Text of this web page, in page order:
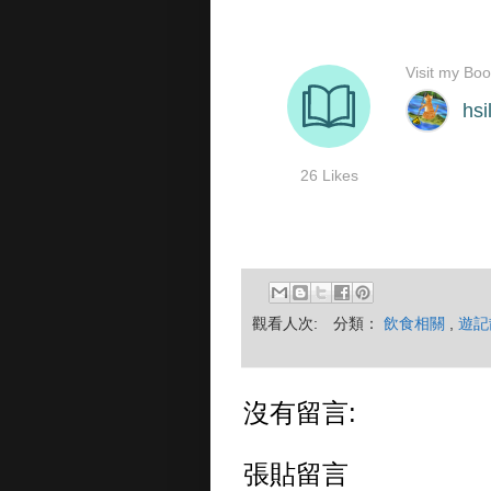
觀看人次: 分類： 飲食相關 , 遊
沒有留言:
張貼留言